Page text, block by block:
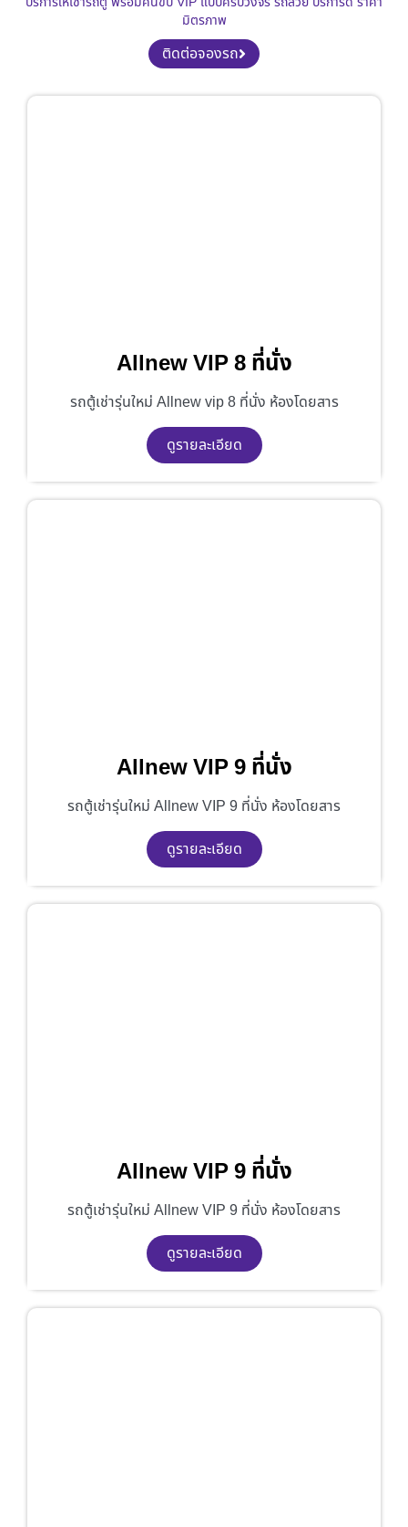
มิตรภาพ
ติดต่อจองรถ
Allnew VIP 8 ที่นั่ง
รถตู้เช่ารุ่นใหม่ Allnew vip 8 ที่นั่ง ห้องโดยสาร
ดูรายละเอียด
Allnew VIP 9 ที่นั่ง
รถตู้เช่ารุ่นใหม่ Allnew VIP 9 ที่นั่ง ห้องโดยสาร
ดูรายละเอียด
Allnew VIP 9 ที่นั่ง
รถตู้เช่ารุ่นใหม่ Allnew VIP 9 ที่นั่ง ห้องโดยสาร
ดูรายละเอียด